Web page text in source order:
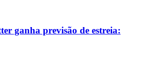
ganha previsão de estreia: